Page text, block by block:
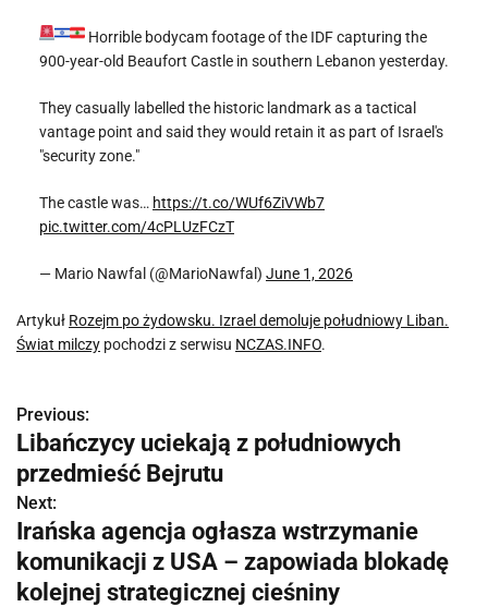
Horrible bodycam footage of the IDF capturing the
900-year-old Beaufort Castle in southern Lebanon yesterday.
They casually labelled the historic landmark as a tactical
vantage point and said they would retain it as part of Israel's
"security zone."
The castle was… https://t.co/WUf6ZiVWb7
pic.twitter.com/4cPLUzFCzT
— Mario Nawfal (@MarioNawfal) June 1, 2026
Artykuł Rozejm po żydowsku. Izrael demoluje południowy Liban.
Świat milczy pochodzi z serwisu NCZAS.INFO.
N
a
w
i
g
Previous:
Libańczycy uciekają z południowych
przedmieść Bejrutu
Next:
Irańska agencja ogłasza wstrzymanie
komunikacji z USA – zapowiada blokadę
kolejnej strategicznej cieśniny